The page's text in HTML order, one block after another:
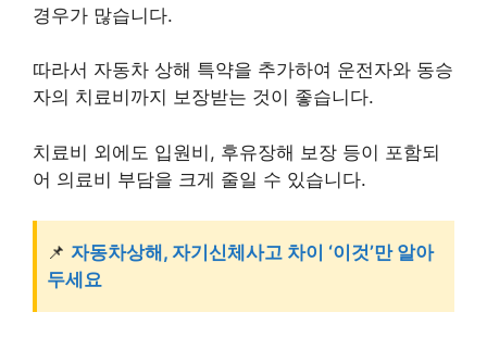
경우가 많습니다.
따라서 자동차 상해 특약을 추가하여 운전자와 동승
자의 치료비까지 보장받는 것이 좋습니다.
치료비 외에도 입원비, 후유장해 보장 등이 포함되
어 의료비 부담을 크게 줄일 수 있습니다.
📌 자동차상해, 자기신체사고 차이 ‘이것’만 알아
두세요